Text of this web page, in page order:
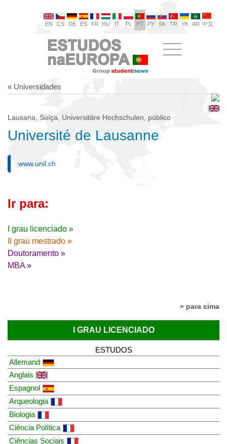
EN CS DE ES FR HU IT PL PT РУ SK TR УК AR 中文
« Universidades
Lausana, Suíça, Universitäre Hochschulen, público
Université de Lausanne
www.unil.ch
Ir para:
I grau licenciado »
II grau mestrado »
Doutoramento »
MBA »
» para cima
I GRAU LICENCIADO
ESTUDOS
Allemand
Anglais
Espagnol
Arqueologia
Biologia
Ciência Política
Ciências Sociais